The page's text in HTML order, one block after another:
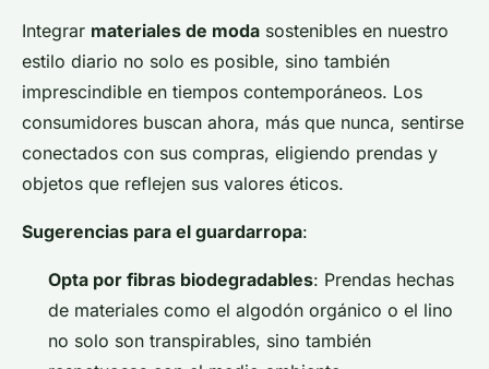
Integrar materiales de moda sostenibles en nuestro
estilo diario no solo es posible, sino también
imprescindible en tiempos contemporáneos. Los
consumidores buscan ahora, más que nunca, sentirse
conectados con sus compras, eligiendo prendas y
objetos que reflejen sus valores éticos.
Sugerencias para el guardarropa:
Opta por fibras biodegradables: Prendas hechas
de materiales como el algodón orgánico o el lino
no solo son transpirables, sino también